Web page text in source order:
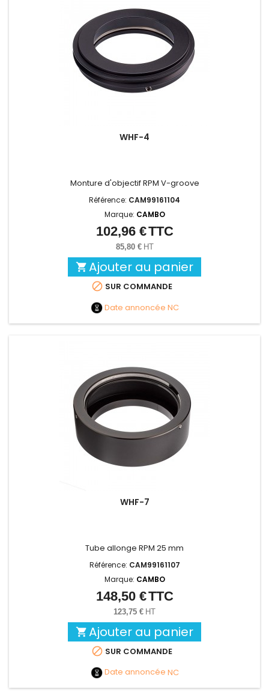
WHF-4
Monture d'objectif RPM V-groove
Référence: CAM99161104
Marque: CAMBO
Prix
102,96 €TTC
85,80 € HT
 Ajouter au panier
 SUR COMMANDE
Date annoncée NC
WHF-7
Tube allonge RPM 25 mm
Référence: CAM99161107
Marque: CAMBO
Prix
148,50 €TTC
123,75 € HT
 Ajouter au panier
 SUR COMMANDE
Date annoncée NC